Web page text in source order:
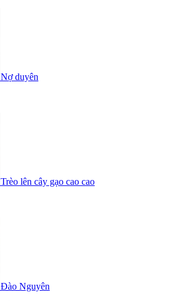
Nợ duyên
Trèo lên cây gạo cao cao
Đào Nguyên